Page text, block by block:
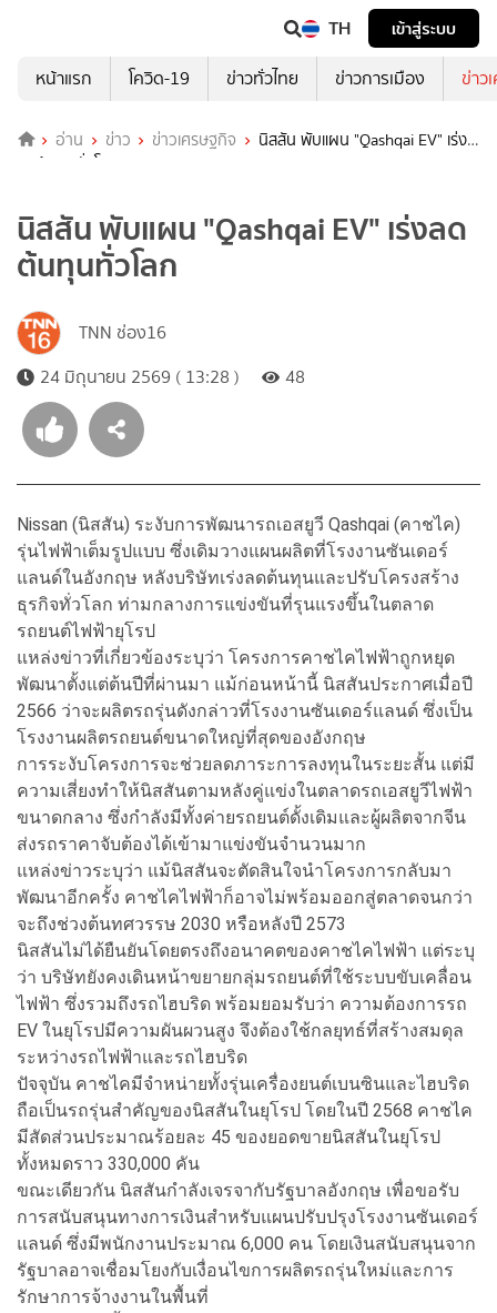
TH
เข้าสู่ระบบ
หน้าแรก
โควิด-19 ข่าวทั่วไทย ข่าวการเมือง ข่าว
อ่าน ข่าว ข่าวเศรษฐกิจ
นิสสัน พับแผน "Qashqai EV" เร่ง
ลดต้นทุนทั่วโลก
นิสสัน พับแผน "Qashqai EV" เร่งลด
ต้นทุนทั่วโลก
TNN ช่อง16
24 มิถุนายน 2569 ( 13:28 )
48
Nissan (นิสสัน) ระงับการพัฒนารถเอสยูวี Qashqai (คาชไค)
รุ่นไฟฟ้าเต็มรูปแบบ ซึ่งเดิมวางแผนผลิตที่โรงงานซันเดอร์
แลนด์ในอังกฤษ หลังบริษัทเร่งลดต้นทุนและปรับโครงสร้าง
ธุรกิจทั่วโลก ท่ามกลางการแข่งขันที่รุนแรงขึ้นในตลาด
รถยนต์ไฟฟ้ายุโรป
แหล่งข่าวที่เกี่ยวข้องระบุว่า โครงการคาชไคไฟฟ้าถูกหยุด
พัฒนาตั้งแต่ต้นปีที่ผ่านมา แม้ก่อนหน้านี้ นิสสันประกาศเมื่อปี
2566 ว่าจะผลิตรถรุ่นดังกล่าวที่โรงงานซันเดอร์แลนด์ ซึ่งเป็น
โรงงานผลิตรถยนต์ขนาดใหญ่ที่สุดของอังกฤษ
การระงับโครงการจะช่วยลดภาระการลงทุนในระยะสั้น แต่มี
ความเสี่ยงทำให้นิสสันตามหลังคู่แข่งในตลาดรถเอสยูวีไฟฟ้า
ขนาดกลาง ซึ่งกำลังมีทั้งค่ายรถยนต์ดั้งเดิมและผู้ผลิตจากจีน
ส่งรถราคาจับต้องได้เข้ามาแข่งขันจำนวนมาก
แหล่งข่าวระบุว่า แม้นิสสันจะตัดสินใจนำโครงการกลับมา
พัฒนาอีกครั้ง คาชไคไฟฟ้าก็อาจไม่พร้อมออกสู่ตลาดจนกว่า
จะถึงช่วงต้นทศวรรษ 2030 หรือหลังปี 2573
นิสสันไม่ได้ยืนยันโดยตรงถึงอนาคตของคาชไคไฟฟ้า แต่ระบุ
ว่า บริษัทยังคงเดินหน้าขยายกลุ่มรถยนต์ที่ใช้ระบบขับเคลื่อน
ไฟฟ้า ซึ่งรวมถึงรถไฮบริด พร้อมยอมรับว่า ความต้องการรถ
EV ในยุโรปมีความผันผวนสูง จึงต้องใช้กลยุทธ์ที่สร้างสมดุล
ระหว่างรถไฟฟ้าและรถไฮบริด
ปัจจุบัน คาชไคมีจำหน่ายทั้งรุ่นเครื่องยนต์เบนซินและไฮบริด
ถือเป็นรถรุ่นสำคัญของนิสสันในยุโรป โดยในปี 2568 คาชไค
มีสัดส่วนประมาณร้อยละ 45 ของยอดขายนิสสันในยุโรป
ทั้งหมดราว 330,000 คัน
ขณะเดียวกัน นิสสันกำลังเจรจากับรัฐบาลอังกฤษ เพื่อขอรับ
การสนับสนุนทางการเงินสำหรับแผนปรับปรุงโรงงานซันเดอร์
แลนด์ ซึ่งมีพนักงานประมาณ 6,000 คน โดยเงินสนับสนุนจาก
รัฐบาลอาจเชื่อมโยงกับเงื่อนไขการผลิตรถรุ่นใหม่และการ
รักษาการจ้างงานในพื้นที่